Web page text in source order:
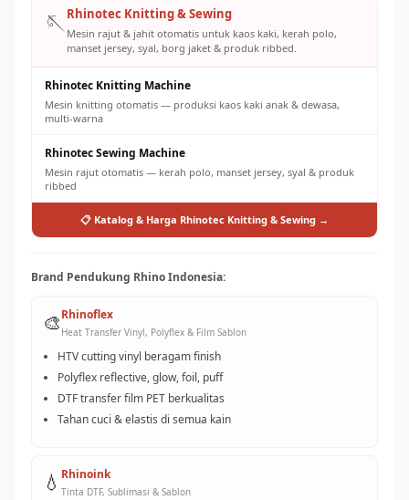
🪡Rhinotec Knitting & Sewing
Mesin rajut & jahit otomatis untuk kaos kaki, kerah polo,
manset jersey, syal, borg jaket & produk ribbed.
Rhinotec Knitting Machine
Mesin knitting otomatis — produksi kaos kaki anak & dewasa,
multi-warna
Rhinotec Sewing Machine
Mesin rajut otomatis — kerah polo, manset jersey, syal & produk
ribbed
📋 Katalog & Harga Rhinotec Knitting & Sewing →
Brand Pendukung Rhino Indonesia:
🎨Rhinoflex
Heat Transfer Vinyl, Polyflex & Film Sablon
HTV cutting vinyl beragam finish
Polyflex reflective, glow, foil, puff
DTF transfer film PET berkualitas
Tahan cuci & elastis di semua kain
💧 Rhinoink
Tinta DTF, Sublimasi & Sablon